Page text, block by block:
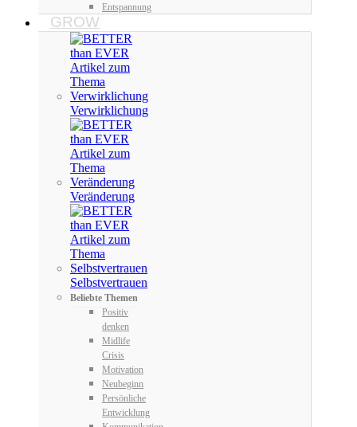
Entspannung
GROW
Verwirklichung
Veränderung
Selbstvertrauen
Beliebte Themen
Positiv
denken
Midlife
Crisis
Motivation
Neubeginn
Persönliche
Entwicklung